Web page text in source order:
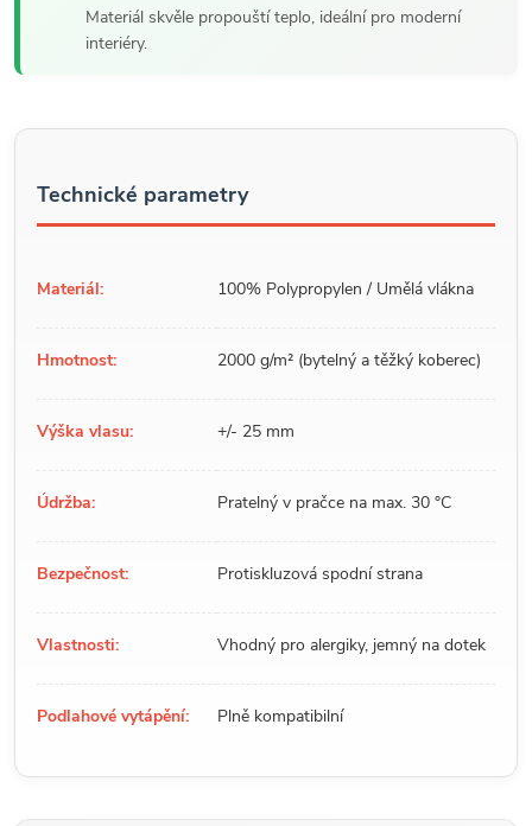
Materiál skvěle propouští teplo, ideální pro moderní
interiéry.
Technické parametry
Materiál: 100% Polypropylen / Umělá vlákna
Hmotnost: 2000 g/m² (bytelný a těžký koberec)
Výška vlasu: +/- 25 mm
Údržba: Pratelný v pračce na max. 30 °C
Bezpečnost: Protiskluzová spodní strana
Vlastnosti: Vhodný pro alergiky, jemný na dotek
Podlahové vytápění: Plně kompatibilní